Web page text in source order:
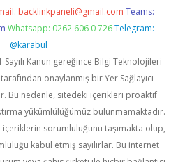
backlinkpaneli@gmail.com Teams:
Whatsapp: 0262 606 0 726 Telegram:
@karabul
Sayılı Kanun gereğince Bilgi Teknolojileri
onaylanmış bir Yer Sağlayıcı
Bu nedenle, sitedeki içerikleri proaktif
yükümlülüğümüz bulunmamaktadır.
içeriklerin sorumluluğunu taşımakta olup,
kabul etmiş sayılırlar. Bu internet